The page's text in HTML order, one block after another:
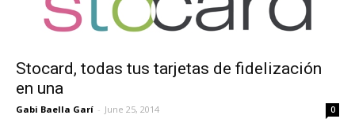
Stocard, todas tus tarjetas de fidelización
en una
Gabi Baella Garí - June 25, 2014 0